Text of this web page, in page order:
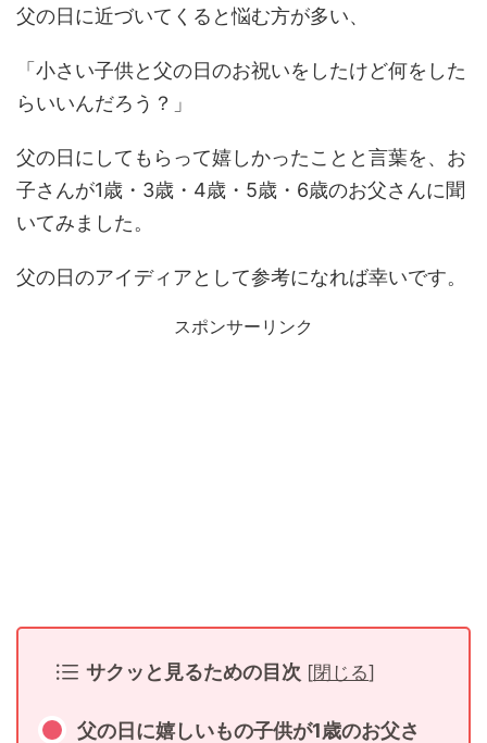
父の日に近づいてくると悩む方が多い、
「小さい子供と父の日のお祝いをしたけど何をした
らいいんだろう？」
父の日にしてもらって嬉しかったことと言葉を、お
子さんが1歳・3歳・4歳・5歳・6歳のお父さんに聞
いてみました。
父の日のアイディアとして参考になれば幸いです。
スポンサーリンク
サクッと見るための目次 [閉じる]
父の日に嬉しいもの子供が1歳のお父さ